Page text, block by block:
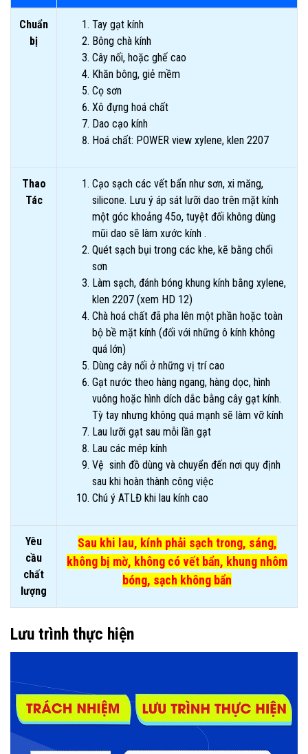
Chuẩn
bị
Tay gạt kính
Bông chà kính
Cây nối, hoặc ghế cao
Khăn bông, giẻ mềm
Cọ sơn
Xô đựng hoá chất
Dao cạo kính
Hoá chất: POWER view xylene, klen 2207
Thao
Tác
Cạo sạch các vết bẩn như sơn, xi măng,
silicone. Lưu ý áp sát lưỡi dao trên mặt kính
một góc khoảng 45o, tuyệt đối không dùng
mũi dao sẽ làm xước kính .
Quét sạch bụi trong các khe, kẽ bằng chổi
sơn
Làm sạch, đánh bóng khung kính bằng xylene,
klen 2207 (xem HD 12)
Chà hoá chất đã pha lên một phần hoặc toàn
bộ bề mặt kính (đối với những ô kính không
quá lớn)
Dùng cây nối ở những vị trí cao
Gạt nước theo hàng ngang, hàng dọc, hình
vuông hoặc hình dích dắc bằng cây gạt kính.
Tỳ tay nhưng không quá mạnh sẽ làm vỡ kính
Lau lưỡi gạt sau mỗi lần gạt
Lau các mép kính
Vệ sinh đồ dùng và chuyển đến nơi quy định
sau khi hoàn thành công việc
Chú ý ATLĐ khi lau kính cao
Yêu
cầu
chất
lượng
Sau khi lau, kính phải sạch trong, sáng,
không bị mờ, không có vết bẩn, khung nhôm
bóng, sạch không bẩn
Lưu trình thực hiện